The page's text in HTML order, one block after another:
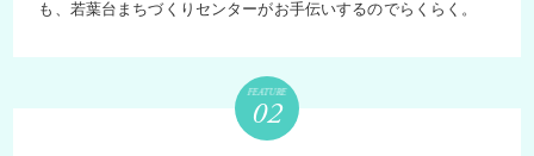
も、若葉台まちづくりセンターがお手伝いするのでらくらく。
FEATURE